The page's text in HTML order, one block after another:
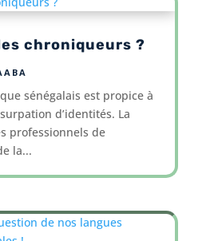
chroniqueurs ?
sénégalais est propice à
d’identités. La
professionnels de
la...